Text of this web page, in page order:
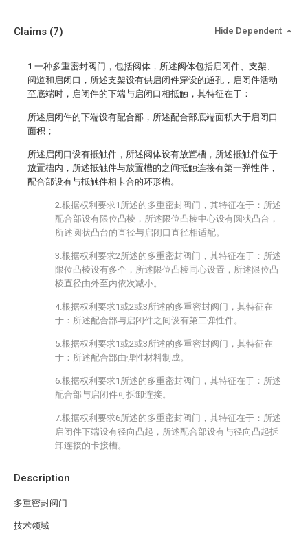
Description
多重密封阀门
技术领域
Claims (7) Hide Dependent
1.一种多重密封阀门，包括阀体，所述阀体包括启闭件、支架、
阀道和启闭口，所述支架设有供启闭件穿设的通孔，启闭件活动
至底端时，启闭件的下端与启闭口相抵触，其特征在于：
所述启闭件的下端设有配合部，所述配合部底端面积大于启闭口
面积；
所述启闭口设有抵触件，所述阀体设有放置槽，所述抵触件位于
放置槽内，所述抵触件与放置槽的之间抵触连接有第一弹性件，
配合部设有与抵触件相卡合的环形槽。
2.根据权利要求1所述的多重密封阀门，其特征在于：所述
配合部设有限位凸棱，所述限位凸棱中心设有圆状凸台，
所述圆状凸台的直径与启闭口直径相适配。
3.根据权利要求2所述的多重密封阀门，其特征在于：所述
限位凸棱设有多个，所述限位凸棱同心设置，所述限位凸
棱直径由外至内依次减小。
4.根据权利要求1或2或3所述的多重密封阀门，其特征在
于：所述配合部与启闭件之间设有第二弹性件。
5.根据权利要求1或2或3所述的多重密封阀门，其特征在
于：所述配合部由弹性材料制成。
6.根据权利要求1所述的多重密封阀门，其特征在于：所述
配合部与启闭件可拆卸连接。
7.根据权利要求6所述的多重密封阀门，其特征在于：所述
启闭件下端设有径向凸起，所述配合部设有与径向凸起拆
卸连接的卡接槽。